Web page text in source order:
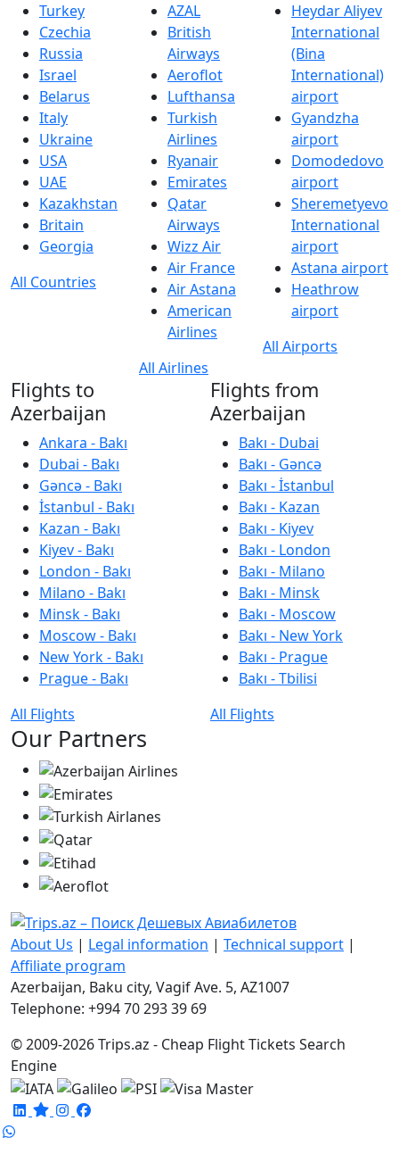
Turkey
Czechia
Russia
Israel
Belarus
Italy
Ukraine
USA
UAE
Kazakhstan
Britain
Georgia
All Countries
AZAL
British
Airways
Aeroflot
Lufthansa
Turkish
Airlines
Ryanair
Emirates
Qatar
Airways
Wizz Air
Air France
Air Astana
American
Airlines
All Airlines
Heydar Aliyev
International
(Bina
International)
airport
Gyandzha
airport
Domodedovo
airport
Sheremetyevo
International
airport
Astana airport
Heathrow
airport
All Airports
Flights to
Azerbaijan
Ankara - Bakı
Dubai - Bakı
Gəncə - Bakı
İstanbul - Bakı
Kazan - Bakı
Kiyev - Bakı
London - Bakı
Milano - Bakı
Minsk - Bakı
Moscow - Bakı
New York - Bakı
Prague - Bakı
All Flights
Flights from
Azerbaijan
Bakı - Dubai
Bakı - Gəncə
Bakı - İstanbul
Bakı - Kazan
Bakı - Kiyev
Bakı - London
Bakı - Milano
Bakı - Minsk
Bakı - Moscow
Bakı - New York
Bakı - Prague
Bakı - Tbilisi
All Flights
Our Partners
About Us | Legal information | Technical support |
Affiliate program
Azerbaijan, Baku city, Vagif Ave. 5, AZ1007
Telephone: +994 70 293 39 69
© 2009-2026 Trips.az - Cheap Flight Tickets Search
Engine